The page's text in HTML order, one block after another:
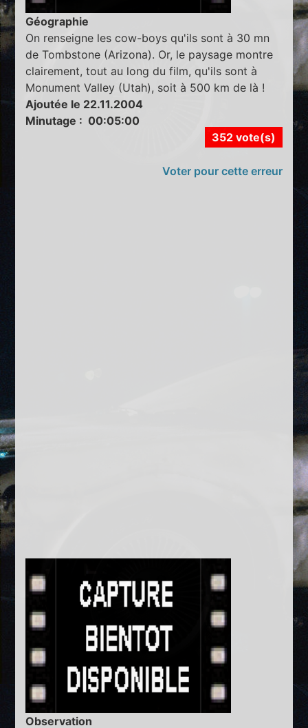
Géographie
On renseigne les cow-boys qu'ils sont à 30 mn
de Tombstone (Arizona). Or, le paysage montre
clairement, tout au long du film, qu'ils sont à
Monument Valley (Utah), soit à 500 km de là !
Ajoutée le 22.11.2004
Minutage : 00:05:00
352 vote(s)
Voter pour cette erreur
Observation